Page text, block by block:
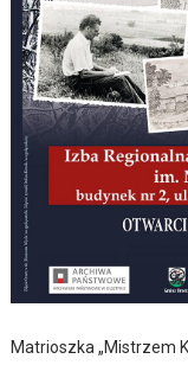
Matrioszka „Mistrzem